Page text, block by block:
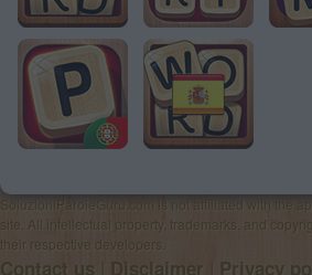
SoluzioniParoleGuru.com is not affiliated with the
site. All intellectual property, trademarks, and
their respective developers.
Contact us Disclaimer Privacy